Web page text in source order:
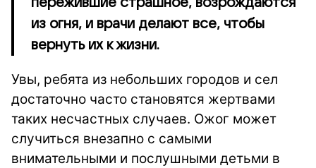
из огня, и врачи делают все, чтобы
вернуть их к жизни.
Увы, ребята из небольших городов и сел
достаточно часто становятся жертвами
таких несчастных случаев. Ожог может
случиться внезапно с самыми
внимательными и послушными детьми в